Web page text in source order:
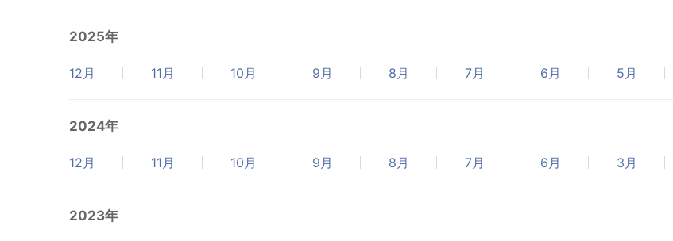
2025年
12月 11月 10月 9月 8月 7月 6月 5月
2024年
12月 11月 10月 9月 8月 7月 6月 3月
2023年